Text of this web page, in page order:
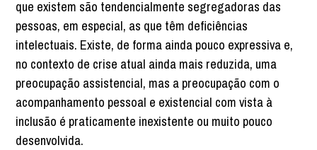
que existem são tendencialmente segregadoras das
pessoas, em especial, as que têm deficiências
intelectuais. Existe, de forma ainda pouco expressiva e,
no contexto de crise atual ainda mais reduzida, uma
preocupação assistencial, mas a preocupação com o
acompanhamento pessoal e existencial com vista à
inclusão é praticamente inexistente ou muito pouco
desenvolvida.